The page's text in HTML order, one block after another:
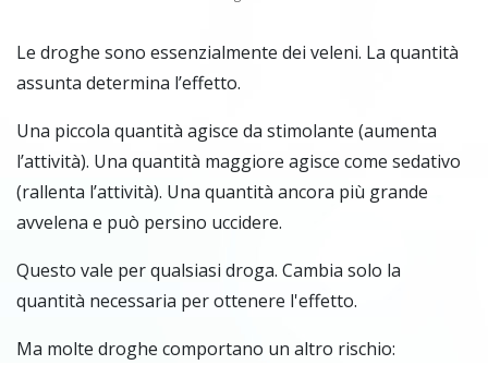
Le droghe sono essenzialmente dei veleni. La quantità
assunta determina l’effetto.
Una piccola quantità agisce da stimolante (aumenta
l’attività). Una quantità maggiore agisce come sedativo
(rallenta l’attività). Una quantità ancora più grande
avvelena e può persino uccidere.
Questo vale per qualsiasi droga. Cambia solo la
quantità necessaria per ottenere l'effetto.
Ma molte droghe comportano un altro rischio: